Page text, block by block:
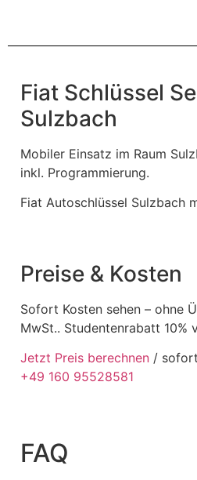
Fiat Schlüssel
Sulzbach
Mobiler Einsatz im Raum
inkl. Programmierung.
Fiat Autoschlüssel Sulzbach
Preise & Kosten
Sofort Kosten sehen – ohne
MwSt.. Studentenrabatt 10%
Jetzt Preis berechnen /
+49 160 95528581
FAQ